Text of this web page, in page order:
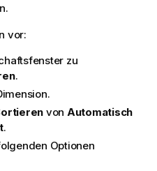
vor:
zu
.
von Automatisch
.
Optionen